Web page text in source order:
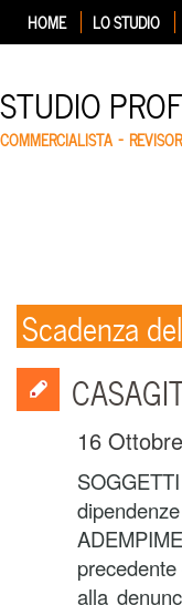
HOME LO STUDIO
STUDIO
COMMERCIALISTA –
Scadenza
16
alla